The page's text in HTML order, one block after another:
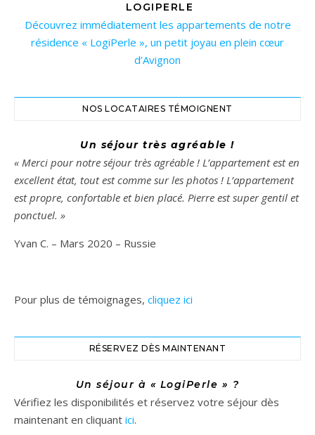
LOGIPERLE
Découvrez immédiatement les appartements de notre
résidence « LogiPerle », un petit joyau en plein cœur
d’Avignon
NOS LOCATAIRES TÉMOIGNENT
Un séjour très agréable !
« Merci pour notre séjour très agréable ! L’appartement est en
excellent état, tout est comme sur les photos ! L’appartement
est propre, confortable et bien placé. Pierre est super gentil et
ponctuel. »
Yvan C. – Mars 2020 – Russie
Pour plus de témoignages, cliquez ici
RÉSERVEZ DÈS MAINTENANT
Un séjour à « LogiPerle » ?
Vérifiez les disponibilités et réservez votre séjour dès
maintenant en cliquant ici.